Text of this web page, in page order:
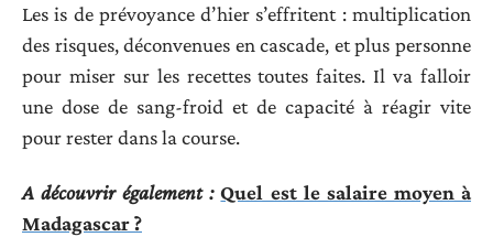
Les is de prévoyance d’hier s’effritent : multiplication
des risques, déconvenues en cascade, et plus personne
pour miser sur les recettes toutes faites. Il va falloir
une dose de sang-froid et de capacité à réagir vite
pour rester dans la course.
A découvrir également : Quel est le salaire moyen à
Madagascar ?